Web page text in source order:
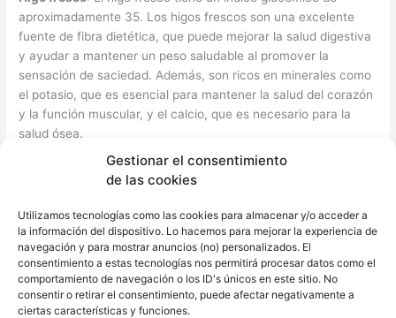
Gestionar el consentimiento
de las cookies
Utilizamos tecnologías como las cookies para almacenar y/o acceder a
la información del dispositivo. Lo hacemos para mejorar la experiencia de
navegación y para mostrar anuncios (no) personalizados. El
consentimiento a estas tecnologías nos permitirá procesar datos como el
comportamiento de navegación o los ID's únicos en este sitio. No
consentir o retirar el consentimiento, puede afectar negativamente a
ciertas características y funciones.
aproximadamente 35. Los higos frescos son una excelente
fuente de fibra dietética, que puede mejorar la salud digestiva
y ayudar a mantener un peso saludable al promover la
sensación de saciedad. Además, son ricos en minerales como
el potasio, que es esencial para mantener la salud del corazón
y la función muscular, y el calcio, que es necesario para la
salud ósea.
: Las manzanas son frutas deliciosas y versátiles
por ser ricas en fibra dietética, lo que puede ayudar a mejorar
la salud digestiva y promover la sensación de saciedad, lo que
puede ser beneficioso para el control del peso. Además, las
manzanas son una buena fuente de vitamina C, un potente
antioxidante que puede ayudar a fortalecer el sistema
inmunológico y mejorar la salud de la piel.